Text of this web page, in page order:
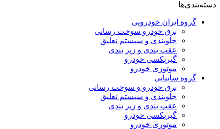
دسته‌بندی‌ها
گروه ایران خودرویی
برق خودرو سوخت رسانی
جلوبندی و سیستم تعلیق
عقب بندی و زیر بندی
گیربکسی خودرو
موتوری خودرو
گروه سایپایی
برق خودرو و سوخت رسانی
جلوبندی و سیستم تعلیق
عقب بندی و زیر بندی
گیربکسی خودرو
موتوری خودرو